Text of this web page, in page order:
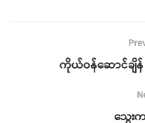
ကိုယ်ဝန်ဆောင်ချိန်
သွေး